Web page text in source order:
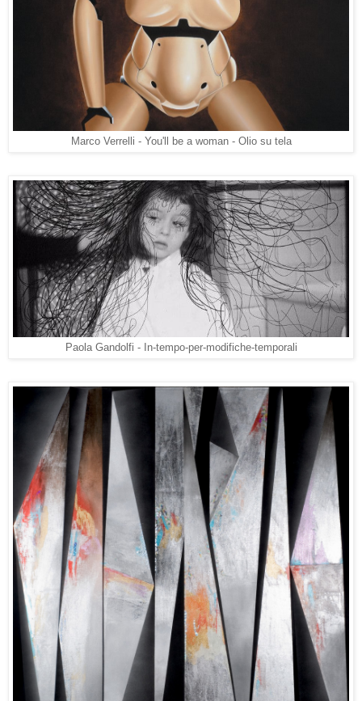
Marco Verrelli - You'll be a woman - Olio su tela
Paola Gandolfi - In-tempo-per-modifiche-temporali